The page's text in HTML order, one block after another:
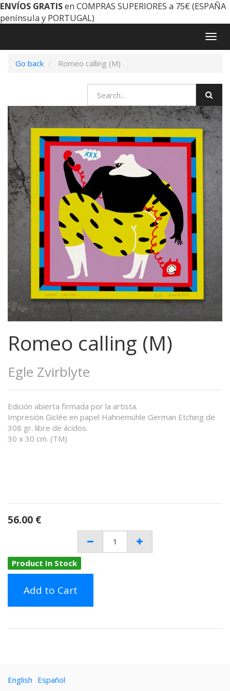
ENVÍOS GRATISen COMPRAS SUPERIORES a 75€ (ESPAÑA
península y PORTUGAL)
Go back
Romeo calling (M)
Romeo calling (M)
Egle Zvirblyte
Edición abierta firmada por la artista.
Impresión Giclée en papel Hahnemühle German Etching de
308 gr. libre de ácidos.
30 x 30 cm. (TM)
56.00 €
Product In Stock
Add to Cart
English Español